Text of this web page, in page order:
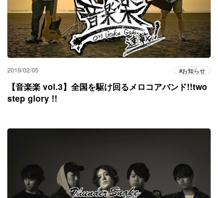
2019/02/05 お知らせ
【音楽楽 vol.3】全国を駆け回るメロコアバンド!!two
step glory !!